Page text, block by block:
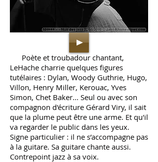
Poète et troubadour chantant,
LeHache charrie quelques figures
tutélaires : Dylan, Woody Guthrie, Hugo,
Villon, Henry Miller, Kerouac, Yves
Simon, Chet Baker... Seul ou avec son
compagnon d'écriture Gérard Viry, il sait
que la plume peut être une arme. Et qu'il
va regarder le public dans les yeux.
Signe particulier : il ne s’accompagne pas
à la guitare. Sa guitare chante aussi.
Contrepoint jazz à sa voix.